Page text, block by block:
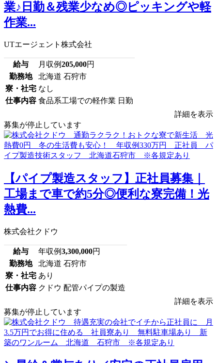
業♪日勤＆残業少なめ◎ピッキングや軽
作業...
UTエージェント株式会社
給与 月収例205,000円
勤務地
北海道 石狩市
寮・社宅 なし
仕事内容 食品系工場での軽作業 日勤
詳細を表示
募集が停止しています
【パイプ製造スタッフ】正社員募集｜
工場まで車で約5分◎便利な寮完備！光
熱費...
株式会社クドウ
給与 年収例3,300,000円
勤務地
北海道 石狩市
寮・社宅 あり
仕事内容 クドウ 配管パイプの製造
詳細を表示
募集が停止しています